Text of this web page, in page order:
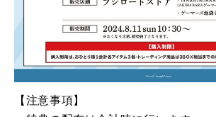
【注意事項】